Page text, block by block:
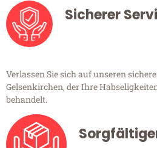
Sicherer
Verlassen Sie sich auf unseren
Gelsenkirchen, der Ihre
behandelt.